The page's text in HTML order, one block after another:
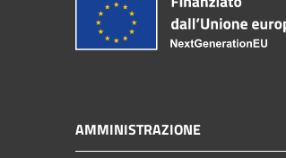
AMMINISTRAZIONE